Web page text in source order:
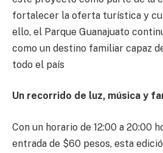
fortalecer la oferta turística y
ello, el Parque Guanajuato
como un destino familiar capaz
todo el país
Un recorrido de luz, música y
Con un horario de 12:00 a 20:00
entrada de $60 pesos, esta